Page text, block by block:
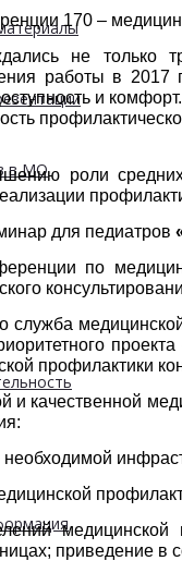
в МО
170 –
не только
работы в 2017
и
роли
для педиатров
по
о
служба
профилактики
и качественной
приведение в